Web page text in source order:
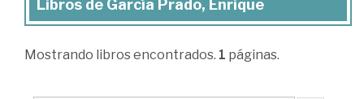
Libros
García
Libros de García Prado, Enrique
Mostrando libros encontrados. 1 páginas.